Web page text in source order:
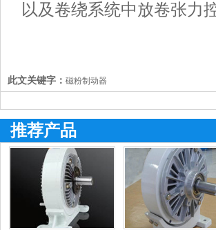
以及卷绕系统中放卷张力
此文关键字： 磁粉制动器
推荐产品